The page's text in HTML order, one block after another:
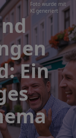
Foto wurde mit
KI generiert
Ein